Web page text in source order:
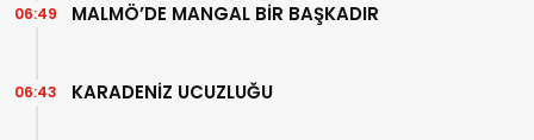
MALMÖ’DE MANGAL BİR BAŞKADIR
06:49
KARADENİZ UCUZLUĞU
06:43